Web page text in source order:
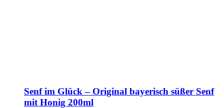
Senf im Glück – Original bayerisch süßer Senf
mit Honig 200ml